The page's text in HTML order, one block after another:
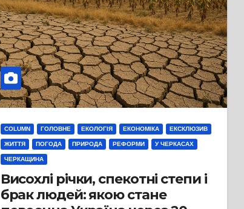
COLUMN ГОЛОВНЕ ЕКОЛОГІЯ ЕКОНОМІКА ЕКСКЛЮЗИВ
ЖИТТЯ ПОГОДА ПРИРОДА РЕФОРМИ У ЧЕРКАСАХ
ЧЕРКАЩИНА
Висохлі річки, спекотні степи і
брак людей: якою стане